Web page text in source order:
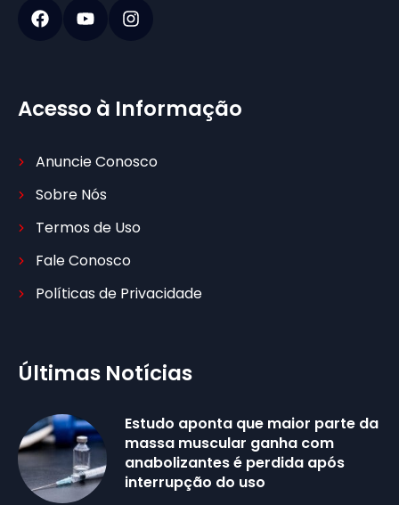
Acesso à Informação
Anuncie Conosco
Sobre Nós
Termos de Uso
Fale Conosco
Políticas de Privacidade
Últimas Notícias
Estudo aponta que maior parte da
massa muscular ganha com
anabolizantes é perdida após
interrupção do uso